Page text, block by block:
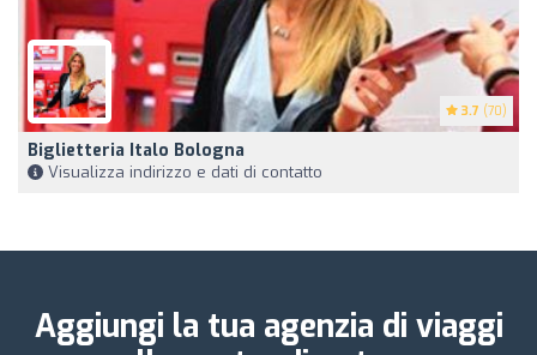
3.7 (70)
Biglietteria Italo Bologna
Visualizza indirizzo e dati di contatto
Aggiungi la tua agenzia di viaggi